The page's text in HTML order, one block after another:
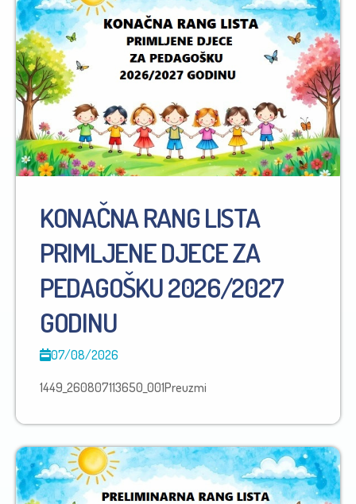
KONAČNA RANG LISTA
PRIMLJENE DJECE ZA
PEDAGOŠKU 2026/2027
GODINU
07/08/2026
1449_260807113650_001Preuzmi